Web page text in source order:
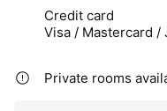
Credit card
Visa / Mastercard /
Private rooms